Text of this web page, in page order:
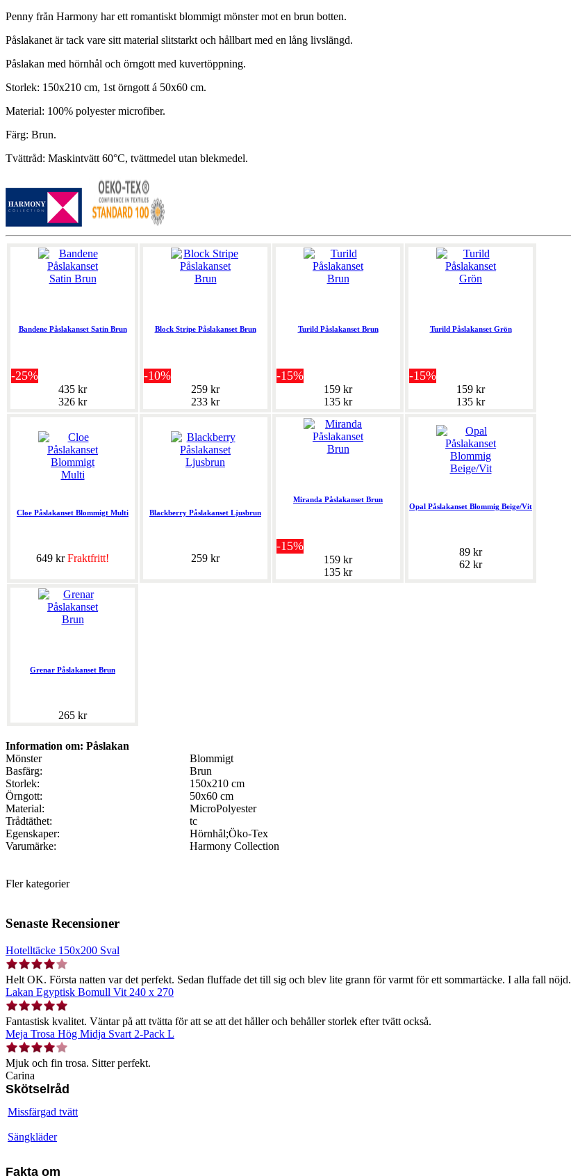
Penny från Harmony har ett romantiskt blommigt mönster mot en brun botten.
Påslakanet är tack vare sitt material slitstarkt och hållbart med en lång livslängd.
Påslakan med hörnhål och örngott med kuvertöppning.
Storlek: 150x210 cm, 1st örngott á 50x60 cm.
Material: 100% polyester microfiber.
Färg: Brun.
Tvättråd: Maskintvätt 60°C, tvättmedel utan blekmedel.
Bandene Påslakanset Satin Brun
-25%
435 kr
326 kr
Block Stripe Påslakanset Brun
-10%
259 kr
233 kr
Turild Påslakanset Brun
-15%
159 kr
135 kr
Turild Påslakanset Grön
-15%
159 kr
135 kr
Cloe Påslakanset Blommigt Multi
649 krFraktfritt!
Blackberry Påslakanset Ljusbrun
259 kr
Miranda Påslakanset Brun
-15%
159 kr
135 kr
Opal Påslakanset Blommig Beige/Vit
89 kr
62 kr
Grenar Påslakanset Brun
265 kr
Information om: Påslakan
Mönster
Blommigt
Basfärg:
Brun
Storlek:
150x210 cm
Örngott:
50x60 cm
Material:
MicroPolyester
Trådtäthet:
tc
Egenskaper:
Hörnhål;Öko-Tex
Varumärke:
Harmony Collection
Fler kategorier
Senaste Recensioner
Hotelltäcke 150x200 Sval
Helt OK. Första natten var det perfekt. Sedan fluffade det till sig och blev lite grann för varmt för ett sommartäcke. I alla fall nöjd.
Lakan Egyptisk Bomull Vit 240 x 270
Fantastisk kvalitet. Väntar på att tvätta för att se att det håller och behåller storlek efter tvätt också.
Meja Trosa Hög Midja Svart 2-Pack L
Mjuk och fin trosa. Sitter perfekt.
Carina
Skötselråd
Missfärgad tvätt
Sängkläder
Fakta om